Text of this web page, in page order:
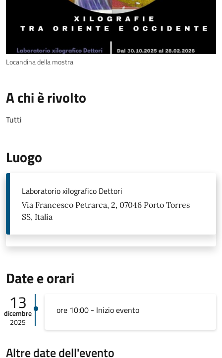
Locandina della mostra
A chi è rivolto
Tutti
Luogo
Laboratorio xilografico Dettori
Via Francesco Petrarca, 2, 07046 Porto Torres
SS, Italia
Date e orari
13
dicembre
2025
ore 10:00 - Inizio evento
Altre date dell'evento